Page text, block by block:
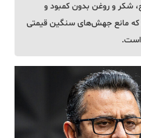
شکر و روغن بدون کمبود و
که مانع جهش‌های سنگین قیمتی
است.